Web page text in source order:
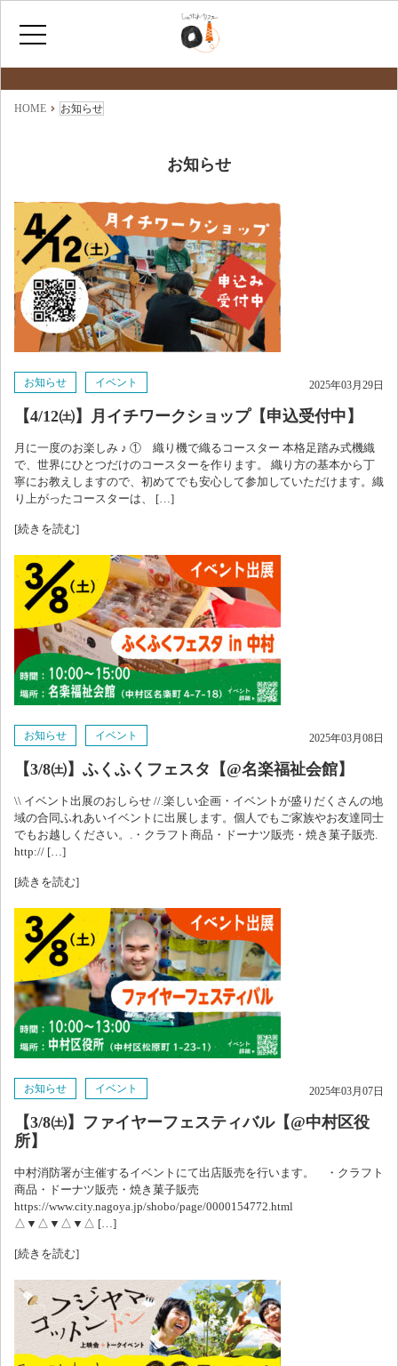
ホーム
福祉サービス
ショップ情報
最新情報
NEWS
HOME お知らせ
お知らせ
お知らせ イベント 2025年03月29日
【4/12㈯】月イチワークショップ【申込受付中】
月に一度のお楽しみ ♪ ① 織り機で織るコースター 本格足踏み式機織
で、世界にひとつだけのコースターを作ります。 織り方の基本から丁
寧にお教えしますので、初めてでも安心して参加していただけます。織
り上がったコースターは、 […]
[続きを読む]
お知らせ イベント 2025年03月08日
【3/8㈯】ふくふくフェスタ【@名楽福祉会館】
\\ イベント出展のおしらせ //.楽しい企画・イベントが盛りだくさんの地
域の合同ふれあいイベントに出展します。個人でもご家族やお友達同士
でもお越しください。.・クラフト商品・ドーナツ販売・焼き菓子販売.
http:// […]
[続きを読む]
お知らせ イベント 2025年03月07日
【3/8㈯】ファイヤーフェスティバル【@中村区役
所】
中村消防署が主催するイベントにて出店販売を行います。 ・クラフト
商品・ドーナツ販売・焼き菓子販売
https://www.city.nagoya.jp/shobo/page/0000154772.html
△▼△▼△▼△ […]
[続きを読む]